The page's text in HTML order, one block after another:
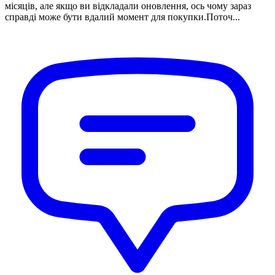
місяців, але якщо ви відкладали оновлення, ось чому зараз
справді може бути вдалий момент для покупки.Поточ...